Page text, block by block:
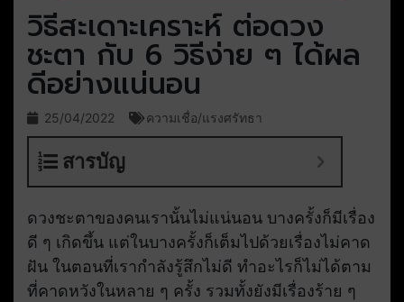
วิธีสะเดาะเคราะห์ ต่อดวง
ชะตา กับ 6 วิธีง่าย ๆ ได้ผล
ดีอย่างแน่นอน
25/04/2022 ความเชื่อ/แรงศรัทธา
สารบัญ
ดวงชะตาของคนเรานั้นไม่แน่นอน บางครั้งก็มีเรื่อง
ดี ๆ เกิดขึ้น แต่ในบางครั้งก็เต็มไปด้วยเรื่องไม่คาด
ฝัน ในตอนที่เรากำลังรู้สึกไม่ดี ทำอะไรก็ไม่ได้ตาม
ที่คาดหวังในหลาย ๆ ครั้ง รวมทั้งยังมีเรื่องร้าย ๆ